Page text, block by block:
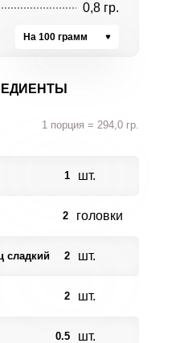
0,8 гр.
На 100 грамм
1 порция = 294,0 гр.
1 шт.
2 головки
сладкий 2 шт.
2 шт.
0.5 шт.